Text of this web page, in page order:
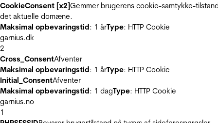
CookieConsent [x2]Gemmer brugerens cookie-samtykke-
det aktuelle domæne.
Maksimal opbevaringstid: 1 årType: HTTP Cookie
garnius.dk
2
Cross_ConsentAfventer
Maksimal opbevaringstid: 1 årType: HTTP Cookie
Initial_ConsentAfventer
Maksimal opbevaringstid: 1 dagType: HTTP Cookie
garnius.no
1